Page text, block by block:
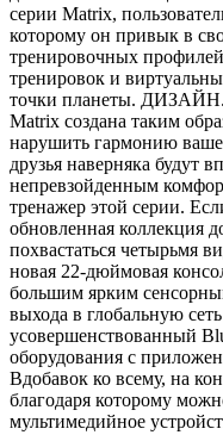
серии Matrix,
которому он привык в
тренировочных
тренировок и
точки планеты.
Matrix создана таким
нарушить гармонию
друзья наверняка будут
непревзойденным
тренажер этой серии.
обновленная коллекция
похвастаться четырьмя
новая 22-дюймовая
большим ярким
выхода в глобальную
усовершенствованный
оборудования с
Вдобавок ко всему, на
благодаря которому
мультимедийное